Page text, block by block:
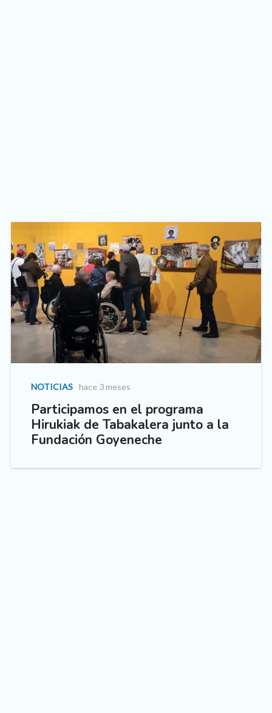
NOTICIAS hace 3 meses
Participamos en el programa
Hirukiak de Tabakalera junto a la
Fundación Goyeneche